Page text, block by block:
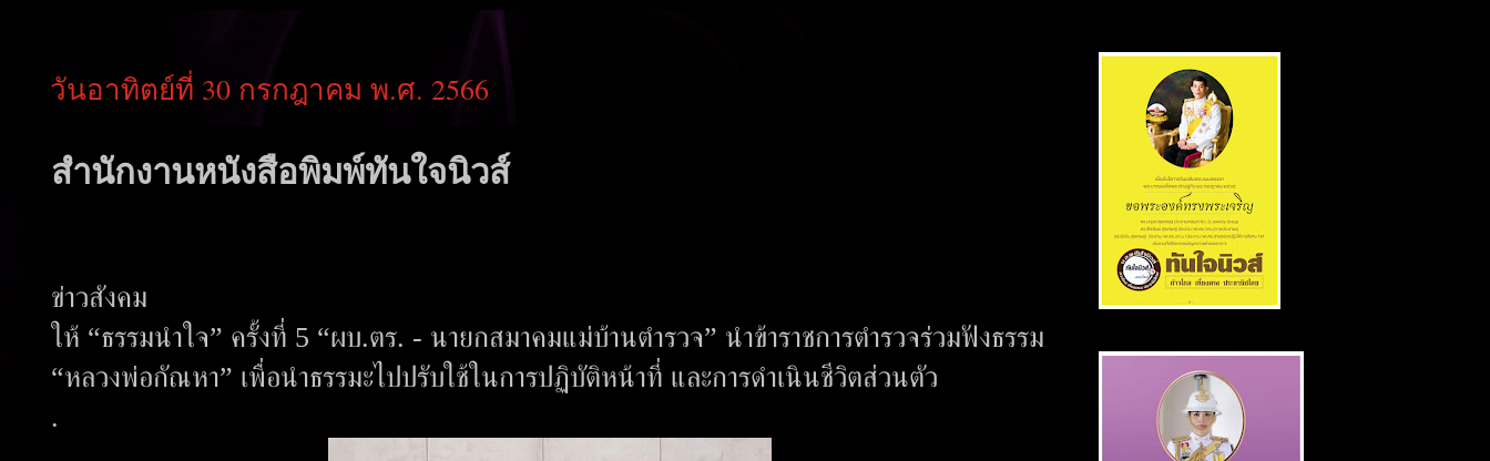
วันอาทิตย์ที่ 30 กรกฎาคม พ.ศ. 2566
สำนักงานหนังสือพิมพ์ทันใจนิวส์
ข่าวสังคม
ให้ “ธรรมนำใจ” ครั้งที่ 5 “ผบ.ตร. - นายกสมาคมแม่บ้านตำรวจ” นำข้าราชการตำรวจร่วมฟังธรรม
“หลวงพ่อกัณหา” เพื่อนำธรรมะไปปรับใช้ในการปฏิบัติหน้าที่ และการดำเนินชีวิตส่วนตัว
.